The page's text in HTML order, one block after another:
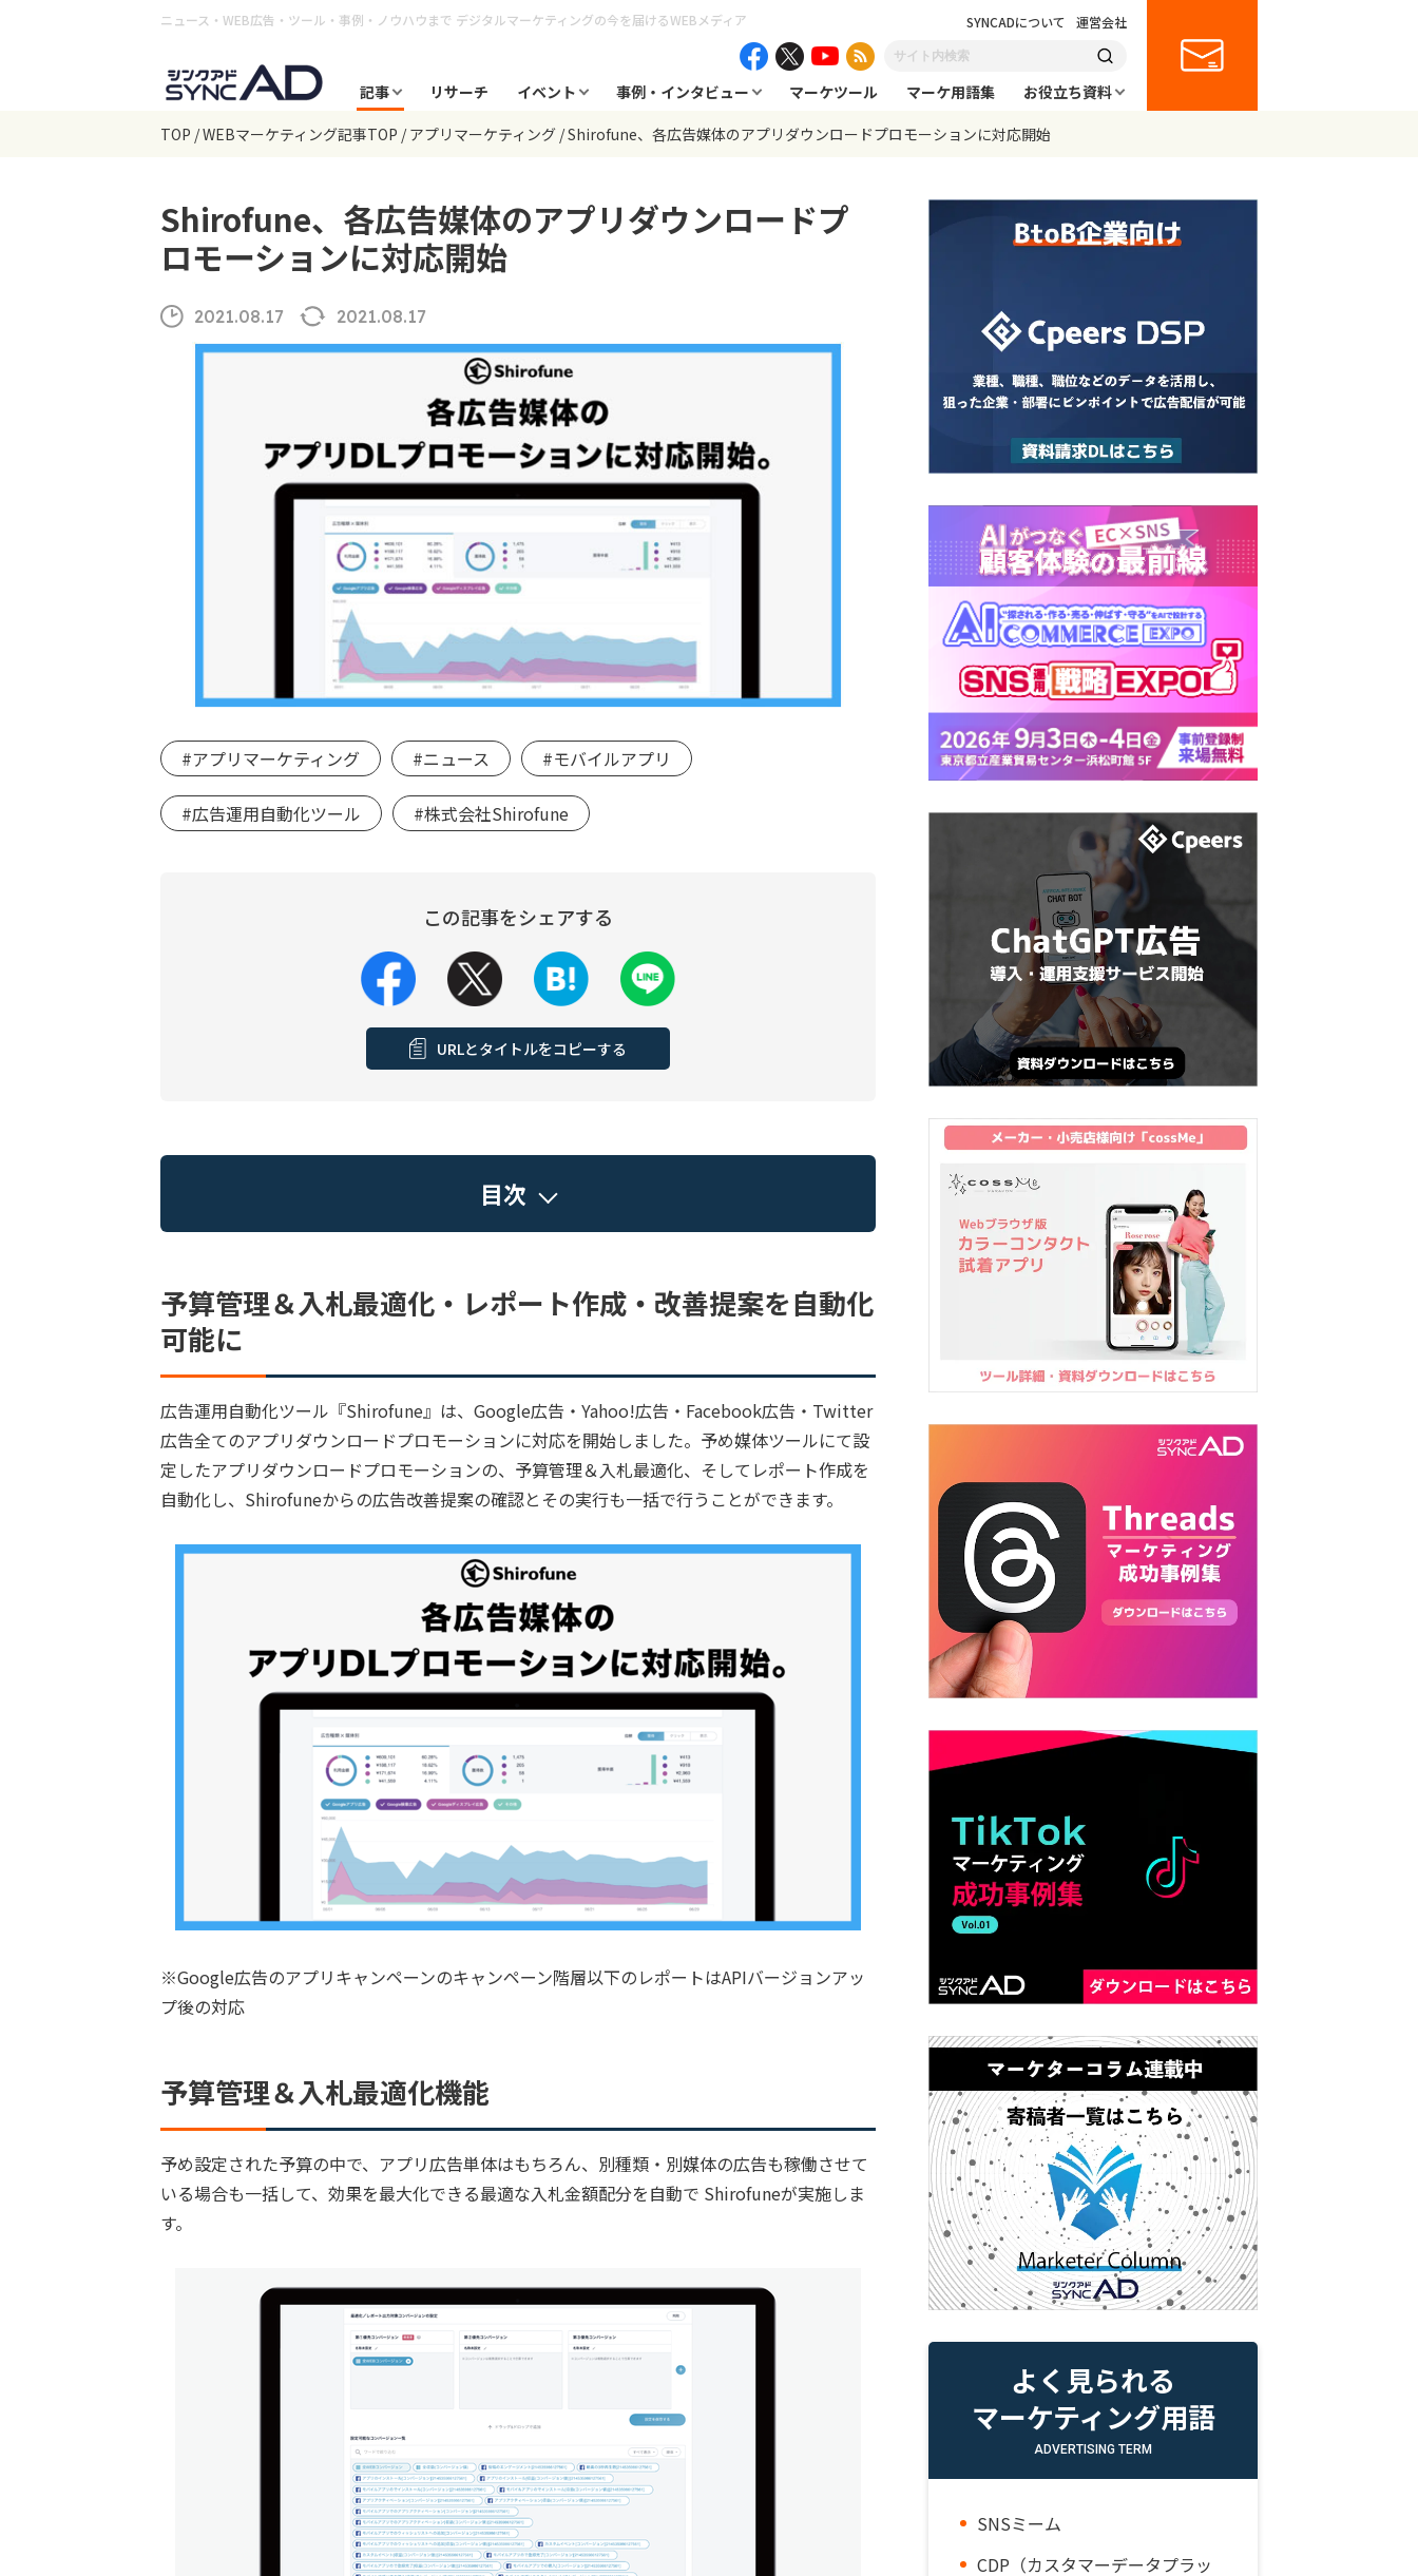
ニュース・WEB広告・ツール・事例・ノウハウまで デジタルマーケティングの今を届けるWEBメディア SYNCADについて 運営会社
記事 リサーチ イベント 事例・インタビュー マーケツール マーケ用語集
お役立ち資料
TOP WEBマーケティング記事TOP アプリマーケティング Shirofune、各広告媒体のアプリダウンロードプロモーションに対応開始
Shirofune、各広告媒体のアプリダウンロードプ
ロモーションに対応開始
2021.08.17 2021.08.17
#アプリマーケティング #ニュース #モバイルアプリ
#広告運用自動化ツール #株式会社Shirofune
この記事をシェアする
URLとタイトルをコピーする
目次
予算管理＆入札最適化・レポート作成・改善提案を自動化
可能に
広告運用自動化ツール『Shirofune』は、Google広告・Yahoo!広告・Facebook広告・Twitter
広告全てのアプリダウンロードプロモーションに対応を開始しました。予め媒体ツールにて設
定したアプリダウンロードプロモーションの、予算管理＆入札最適化、そしてレポート作成を
自動化し、Shirofuneからの広告改善提案の確認とその実行も一括で行うことができます。
※Google広告のアプリキャンペーンのキャンペーン階層以下のレポートはAPIバージョンアッ
プ後の対応
予算管理＆入札最適化機能
予め設定された予算の中で、アプリ広告単体はもちろん、別種類・別媒体の広告も稼働させて
いる場合も一括して、効果を最大化できる最適な入札金額配分を自動で Shirofuneが実施しま
す。
よく見られる
マーケティング用語
ADVERTISING TERM
SNSミーム
CDP（カスタマーデータプラッ